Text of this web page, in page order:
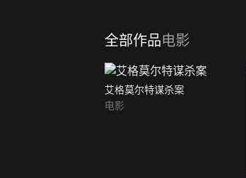
全部作品电影
艾格莫尔特谋杀案
电影